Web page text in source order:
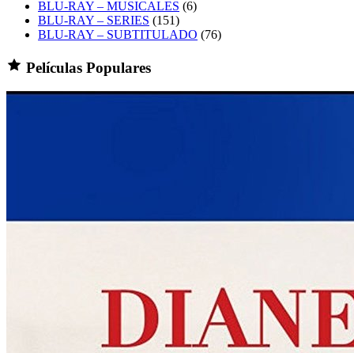
BLU-RAY – MUSICALES (6)
BLU-RAY – SERIES (151)
BLU-RAY – SUBTITULADO (76)
Películas Populares